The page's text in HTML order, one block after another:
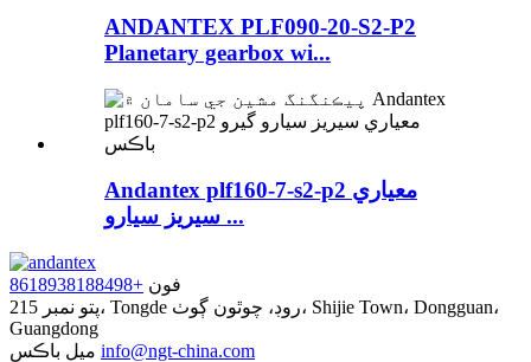
ANDANTEX PLF090-20-S2-P2
Planetary gearbox wi...
Andantex plf160-7-s2-p2 معياري
سيريز سيارو ...
فون +8618938188498
پتو
نمبر 215، Tongde روڊ، چوٿون ڳوٺ، Shijie Town، Dongguan،
Guangdong
ميل باڪس info@ngt-china.com